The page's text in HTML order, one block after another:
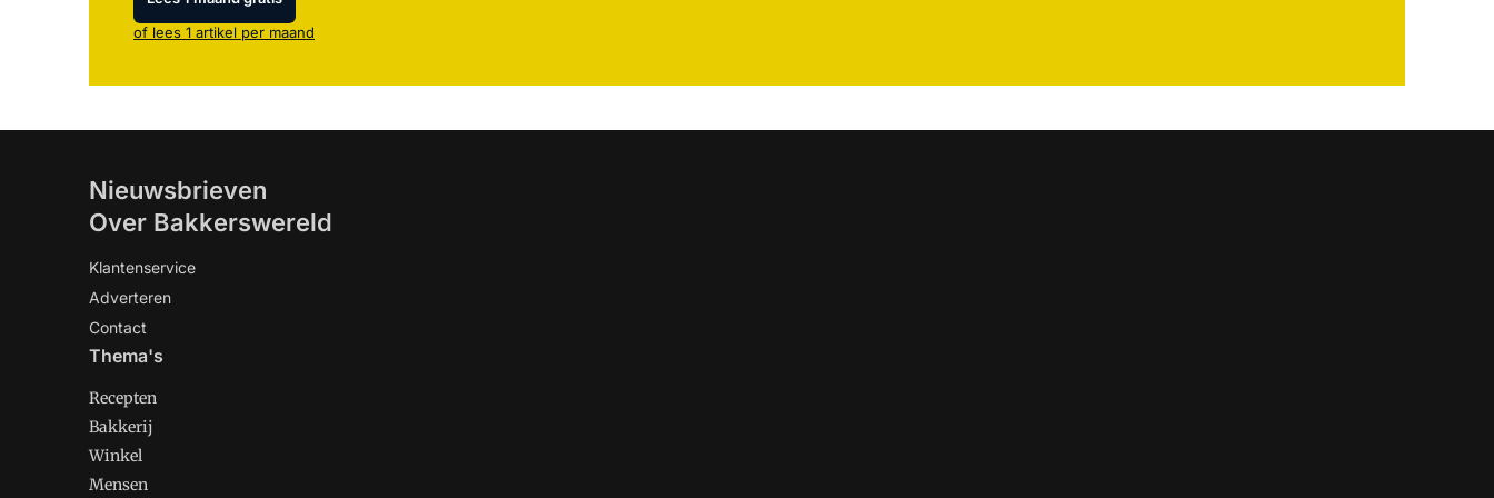
of lees 1 artikel per maand
Nieuwsbrieven
Over Bakkerswereld
Klantenservice
Adverteren
Contact
Thema's
Recepten
Bakkerij
Winkel
Mensen